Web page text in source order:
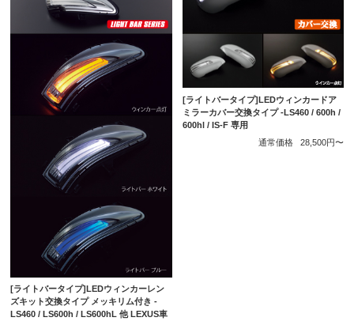
[ライトバータイプ]LEDウィンカーレン
ズキット交換タイプ メッキリム付き -
LS460 / LS600h / LS600hL 他 LEXUS車
[ライトバータイプ]LEDウィンカードア
ミラーカバー交換タイプ -LS460 / 600h /
600hl / IS-F 専用
通常価格
28,500円〜